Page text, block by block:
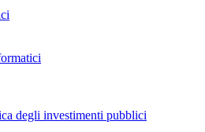
degli investimenti pubblici